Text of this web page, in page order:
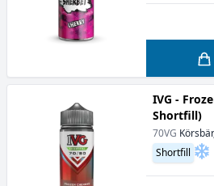
IVG -
Shortfill)
70VG
Shortfill